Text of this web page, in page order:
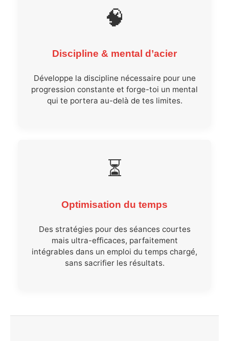
🧠
Discipline & mental d’acier
Développe la discipline nécessaire pour une
progression constante et forge-toi un mental
qui te portera au-delà de tes limites.
⏳
Optimisation du temps
Des stratégies pour des séances courtes
mais ultra-efficaces, parfaitement
intégrables dans un emploi du temps chargé,
sans sacrifier les résultats.